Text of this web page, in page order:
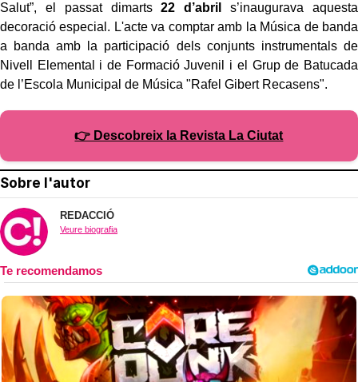
Salut”, el passat dimarts22 d’abril
s’inaugurava aquesta
decoració especial. L'acte va comptar amb la Música de banda
a banda amb la participació dels conjunts instrumentals de
Nivell Elemental i de Formació Juvenil i el Grup de Batucada
de l’Escola Municipal de Música "Rafel Gibert Recasens".
👉 Descobreix la Revista La Ciutat
Sobre l'autor
REDACCIÓ
Veure biografia